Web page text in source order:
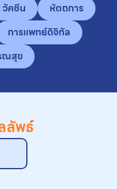
วัคซีน
หัตถการ
การแพทย์ดิจิทัล
ณสุข
ลัพธ์